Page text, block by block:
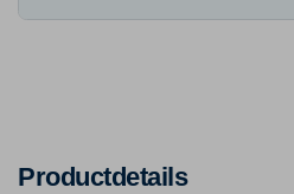
Productdetails